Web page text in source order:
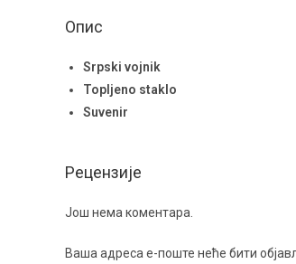
Опис
Srpski vojnik
Topljeno staklo
Suvenir
Рецензије
Још нема коментара.
Ваша адреса е-поште неће бити